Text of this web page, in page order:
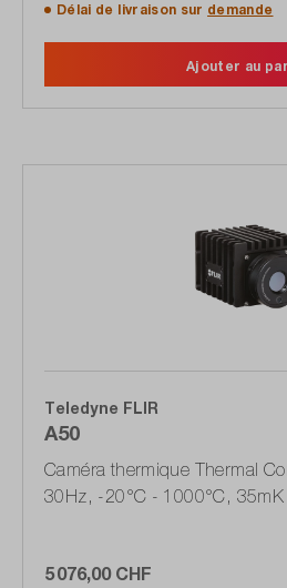
Délai de livraison sur demande
Ajouter au
Teledyne FLIR
A50
Caméra thermique Thermal
30Hz, -20°C - 1000°C,
5 076,00 CHF